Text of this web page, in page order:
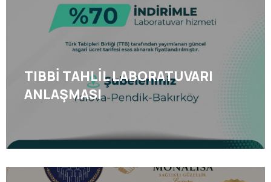
TIBBİ TAHLİL LABORATUVARI
ANLAŞMASI